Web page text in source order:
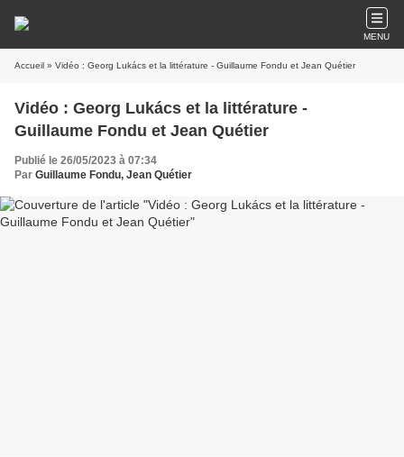
MENU
Accueil » Vidéo : Georg Lukács et la littérature - Guillaume Fondu et Jean Quétier
Vidéo : Georg Lukács et la littérature -
Guillaume Fondu et Jean Quétier
Publié le 26/05/2023 à 07:34
Par Guillaume Fondu, Jean Quétier